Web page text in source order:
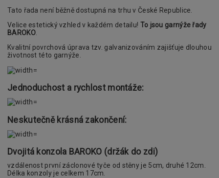
Tato řada není běžně dostupná na trhu v České Republice.
Velice estetický vzhled v každém detailu! To jsou garnýže řady
BAROKO.
Kvalitní povrchová úprava tzv. galvanizováním zajišťuje dlouhou
životnost této garnýže.
Jednoduchost a rychlost montáže:
Neskutečně krásná zakončení:
Dvojitá konzola BAROKO (držák do zdi)
vzdálenost první záclonové tyče od stěny je 5cm, druhé 12cm.
Délka konzoly je celkem 17cm.